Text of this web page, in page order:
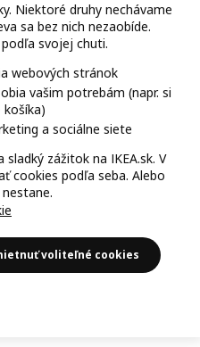
Niektoré druhy nechávame
sa bez nich nezaobíde.
svojej chuti.
webových stránok
vašim potrebám (napr. si
a sociálne siete
zážitok na IKEA.sk. V
cookies podľa seba. Alebo
voliteľné cookies